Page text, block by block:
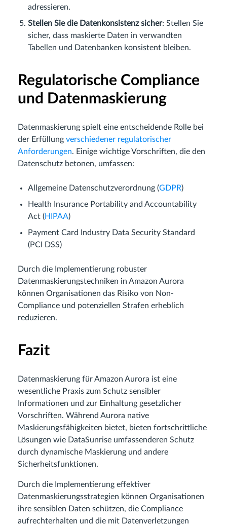
adressieren.
Stellen Sie die Datenkonsistenz sicher: Stellen Sie
sicher, dass maskierte Daten in verwandten
Tabellen und Datenbanken konsistent bleiben.
Regulatorische Compliance
und Datenmaskierung
Datenmaskierung spielt eine entscheidende Rolle bei
der Erfüllung verschiedener regulatorischer
Anforderungen. Einige wichtige Vorschriften, die den
Datenschutz betonen, umfassen:
Allgemeine Datenschutzverordnung (GDPR)
Health Insurance Portability and Accountability
Act (HIPAA)
Payment Card Industry Data Security Standard
(PCI DSS)
Durch die Implementierung robuster
Datenmaskierungstechniken in Amazon Aurora
können Organisationen das Risiko von Non-
Compliance und potenziellen Strafen erheblich
reduzieren.
Fazit
Datenmaskierung für Amazon Aurora ist eine
wesentliche Praxis zum Schutz sensibler
Informationen und zur Einhaltung gesetzlicher
Vorschriften. Während Aurora native
Maskierungsfähigkeiten bietet, bieten fortschrittliche
Lösungen wie DataSunrise umfassenderen Schutz
durch dynamische Maskierung und andere
Sicherheitsfunktionen.
Durch die Implementierung effektiver
Datenmaskierungsstrategien können Organisationen
ihre sensiblen Daten schützen, die Compliance
aufrechterhalten und die mit Datenverletzungen